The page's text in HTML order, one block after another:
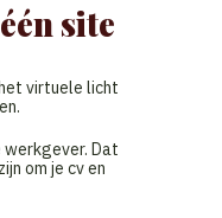
site
virtuele licht
Dat
om je cv en